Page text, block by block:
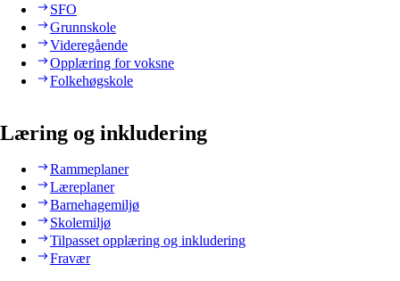
SFO
Grunnskole
Videregående
Opplæring for voksne
Folkehøgskole
Læring og inkludering
Rammeplaner
Læreplaner
Barnehagemiljø
Skolemiljø
Tilpasset opplæring og inkludering
Fravær